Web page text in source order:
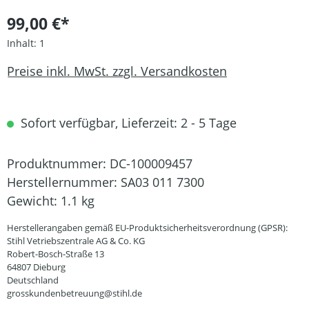
99,00 €*
Inhalt: 1
Preise inkl. MwSt. zzgl. Versandkosten
Sofort verfügbar, Lieferzeit: 2 - 5 Tage
Produktnummer: DC-100009457
Herstellernummer: SA03 011 7300
Gewicht: 1.1 kg
Herstellerangaben gemäß EU-Produktsicherheitsverordnung (GPSR):
Stihl Vetriebszentrale AG & Co. KG
Robert-Bosch-Straße 13
64807 Dieburg
Deutschland
grosskundenbetreuung@stihl.de